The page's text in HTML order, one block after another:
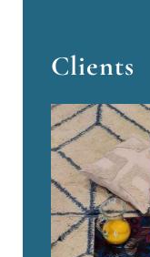
Clients